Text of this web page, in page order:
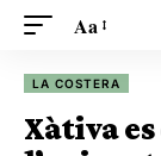
Aa
LA COSTERA
Xàtiva